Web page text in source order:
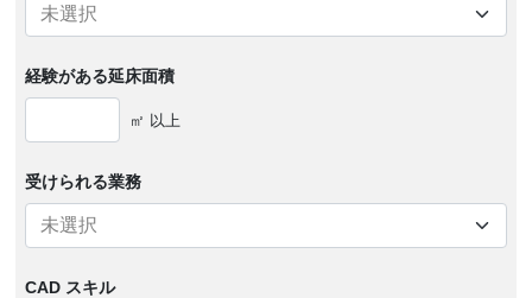
経験がある延床面積
㎡ 以上
受けられる業務
CAD スキル